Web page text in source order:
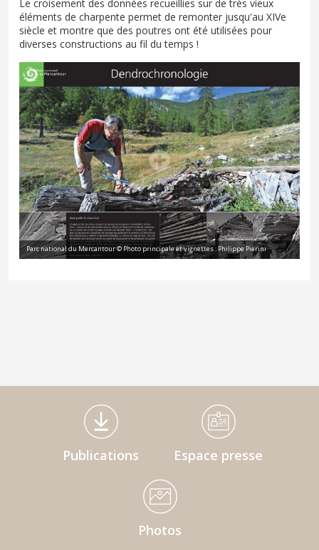
Le croisement des données recueillies sur de très vieux
éléments de charpente permet de remonter jusqu'au XIVe
siècle et montre que des poutres ont été utilisées pour
diverses constructions au fil du temps !
Parc national du Mercantour © Photo principale et vignettes : Philippe Pierini
Médiathèque Footer
Publications Espace presse
Photos